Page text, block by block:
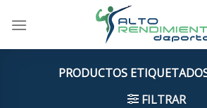
PRODUCTOS
FILTRAR